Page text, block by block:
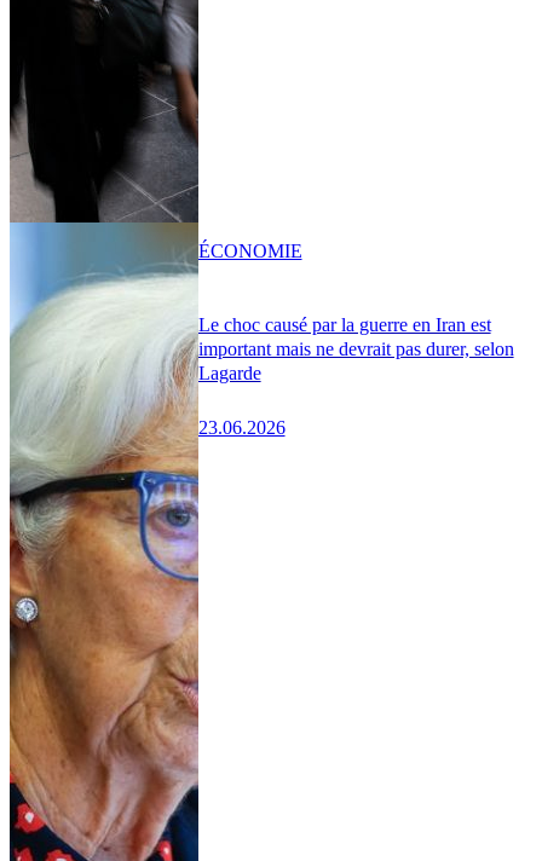
Le choc causé par la guerre en Iran est
important mais ne devrait pas durer, selon
Lagarde
23.06.2026
ÉCONOMIE